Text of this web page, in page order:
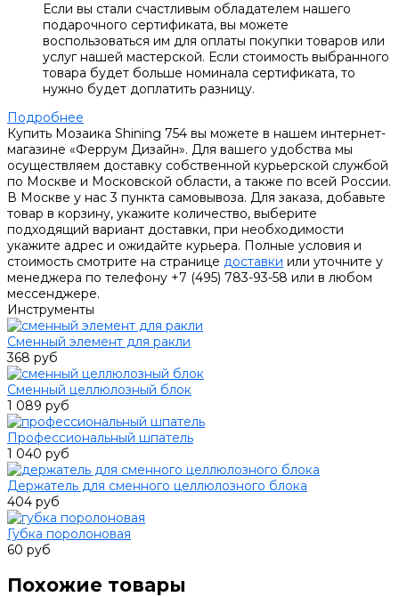
Если вы стали счастливым обладателем нашего
подарочного сертификата, вы можете
воспользоваться им для оплаты покупки товаров или
услуг нашей мастерской. Если стоимость выбранного
товара будет больше номинала сертификата, то
нужно будет доплатить разницу.
Подробнее
Купить Мозаика Shining 754 вы можете в нашем интернет-
магазине «Феррум Дизайн». Для вашего удобства мы
осуществляем доставку собственной курьерской службой
по Москве и Московской области, а также по всей России.
В Москве у нас 3 пункта самовывоза. Для заказа, добавьте
товар в корзину, укажите количество, выберите
подходящий вариант доставки, при необходимости
укажите адрес и ожидайте курьера. Полные условия и
стоимость смотрите на странице доставки или уточните у
менеджера по телефону +7 (495) 783-93-58 или в любом
мессенджере.
Инструменты
Сменный элемент для ракли
368 руб
Сменный целлюлозный блок
1 089 руб
Профессиональный шпатель
1 040 руб
Держатель для сменного целлюлозного блока
404 руб
Губка поролоновая
60 руб
Похожие товары